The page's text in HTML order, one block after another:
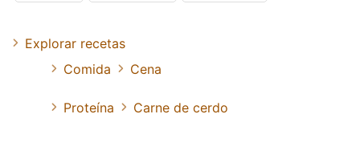
Explorar recetas
Comida
Cena
Proteína Carne de cerdo